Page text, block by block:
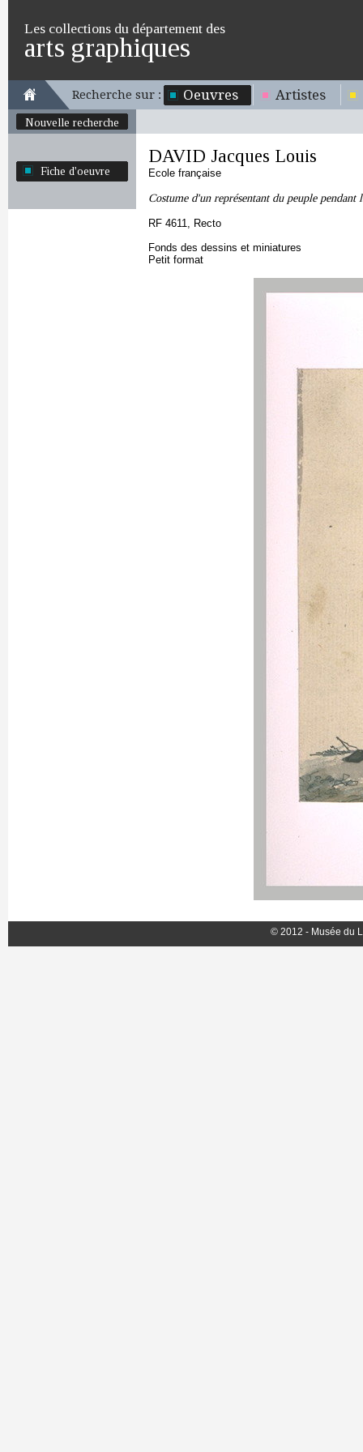
Les collections du département des
arts graphiques
Recherche sur : Oeuvres Artistes
Nouvelle recherche
Fiche d'oeuvre
DAVID Jacques Louis
Ecole française
Costume d'un représentant du peuple pendant
RF 4611, Recto
Fonds des dessins et miniatures
Petit format
© 2012 - Musée du